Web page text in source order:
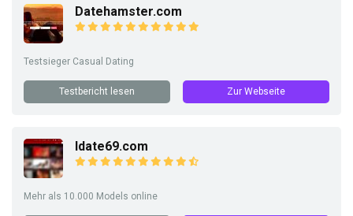
Datehamster.com
Testsieger Casual Dating
Testbericht lesen Zur Webseite
Idate69.com
Mehr als 10.000 Models online